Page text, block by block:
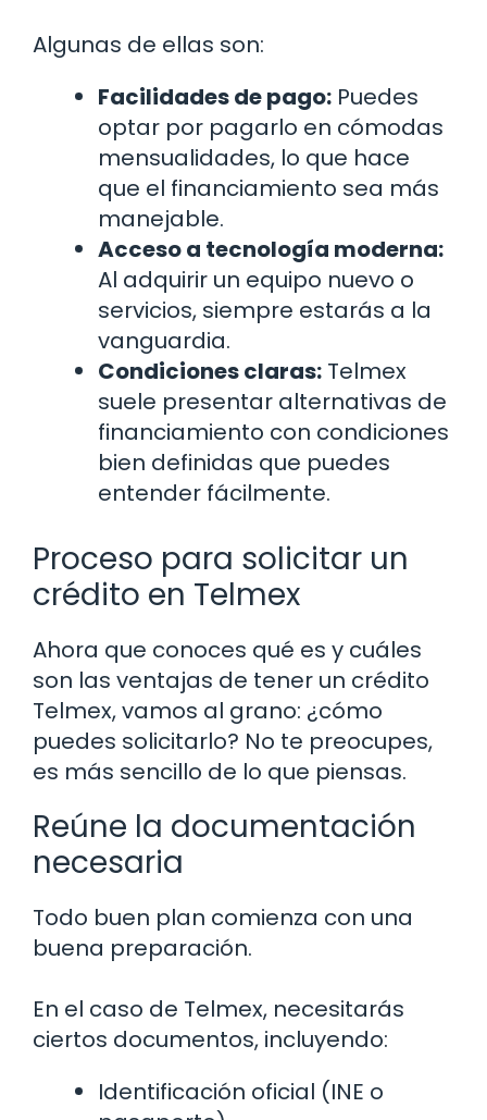
Algunas de ellas son:
Facilidades de pago: Puedes
optar por pagarlo en cómodas
mensualidades, lo que hace
que el financiamiento sea más
manejable.
Acceso a tecnología moderna:
Al adquirir un equipo nuevo o
servicios, siempre estarás a la
vanguardia.
Condiciones claras: Telmex
suele presentar alternativas de
financiamiento con condiciones
bien definidas que puedes
entender fácilmente.
Proceso para solicitar un
crédito en Telmex
Ahora que conoces qué es y cuáles
son las ventajas de tener un crédito
Telmex, vamos al grano: ¿cómo
puedes solicitarlo? No te preocupes,
es más sencillo de lo que piensas.
Reúne la documentación
necesaria
Todo buen plan comienza con una
buena preparación.
En el caso de Telmex, necesitarás
ciertos documentos, incluyendo:
Identificación oficial (INE o